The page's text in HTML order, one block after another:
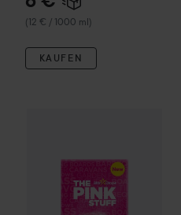
(12 € / 1000 ml)
KAUFEN